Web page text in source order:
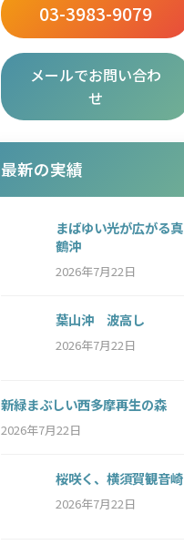
03-3983-9079
メールでお問い合わ
せ
最新の実績
まばゆい光が広がる真
鶴沖
2026年7月22日
葉山沖 波高し
2026年7月22日
新緑まぶしい西多摩再生の森
2026年7月22日
桜咲く、横須賀観音崎
2026年7月22日